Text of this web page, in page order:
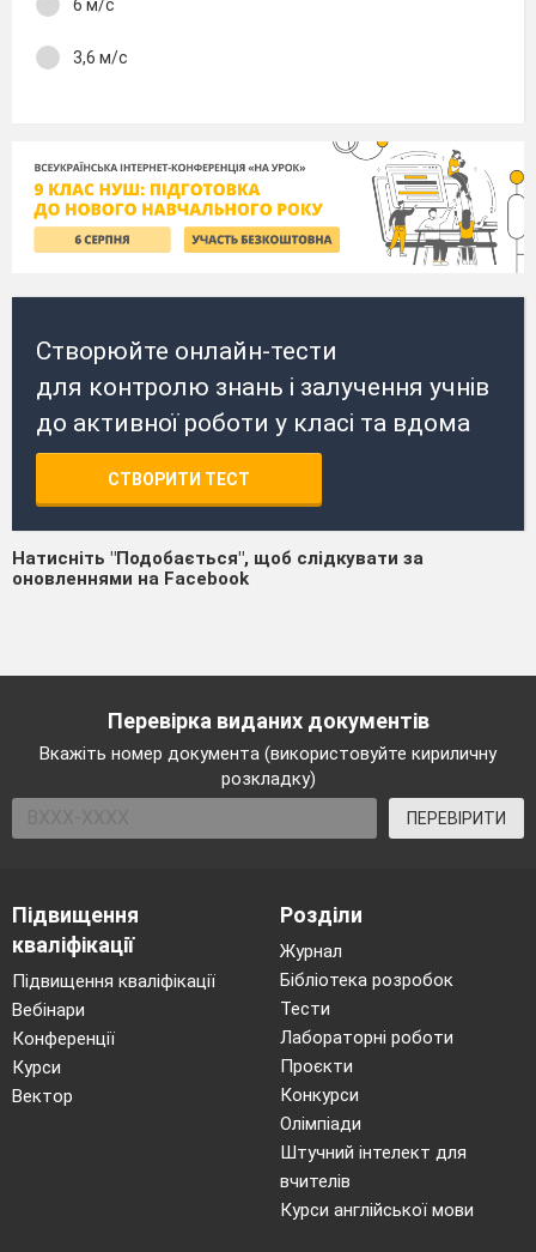
6 м/с
3,6 м/с
Створюйте онлайн-тести
для контролю знань і залучення учнів
до активної роботи у класі та вдома
СТВОРИТИ ТЕСТ
Натисніть "Подобається", щоб слідкувати за
оновленнями на Facebook
Перевірка виданих документів
Вкажіть номер документа (використовуйте кириличну
розкладку)
ПЕРЕВІРИТИ
Підвищення
кваліфікації
Підвищення кваліфікації
Вебінари
Конференції
Курси
Вектор
Розділи
Журнал
Бібліотека розробок
Тести
Лабораторні роботи
Проєкти
Конкурси
Олімпіади
Штучний інтелект для
вчителів
Курси англійської мови